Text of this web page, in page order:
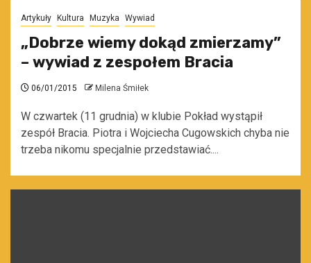
Artykuły Kultura Muzyka Wywiad
„Dobrze wiemy dokąd zmierzamy”
– wywiad z zespołem Bracia
06/01/2015 Milena Śmiłek
W czwartek (11 grudnia) w klubie Pokład wystąpił
zespół Bracia. Piotra i Wojciecha Cugowskich chyba nie
trzeba nikomu specjalnie przedstawiać....